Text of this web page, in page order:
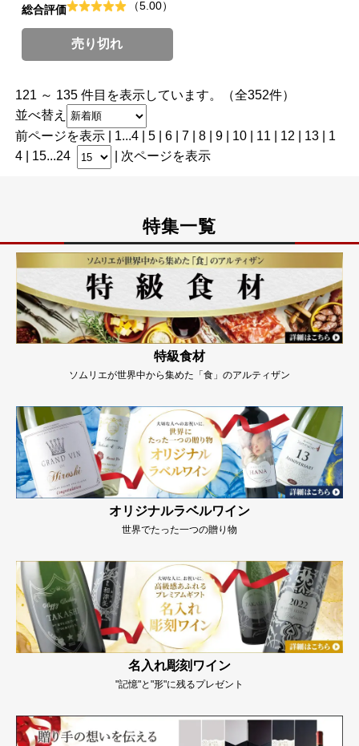
総合評価 （5.00）
売り切れ
121 ～ 135 件目を表示しています。（全352件）
並べ替え
前ページを表示| 1...4| 5| 6| 7| 8| 9 | 10| 11 12 13| 1
4| 15...24 次ページを表示
特集一覧
特級食材
ソムリエが世界中から集めた「食」のアルティザン
オリジナルラベルワイン
世界でたった一つの贈り物
名入れ彫刻ワイン
"記憶"と"形"に残るプレゼント